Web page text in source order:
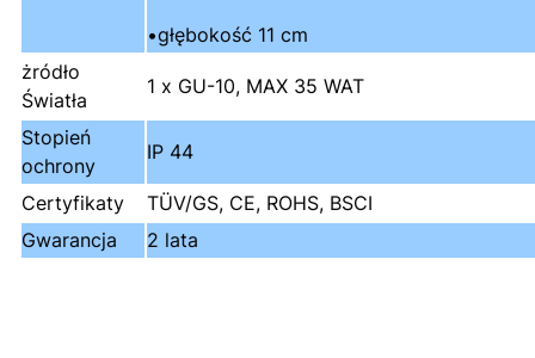
•głębokość 11 cm
żródło
Światła
1 x GU-10, MAX 35 WAT
Stopień
ochrony
IP 44
Certyfikaty
TÜV/GS, CE, ROHS, BSCI
Gwarancja
2 lata